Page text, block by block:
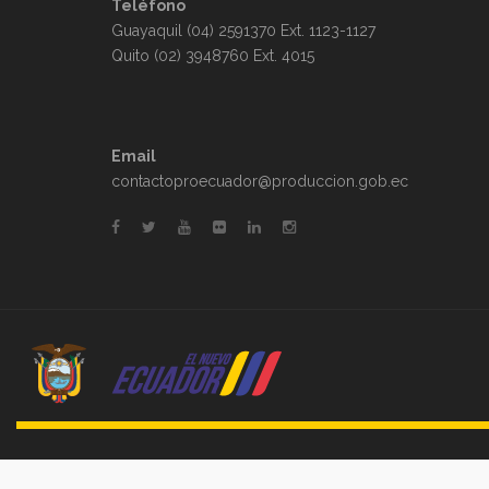
Teléfono
Guayaquil (04) 2591370 Ext. 1123-1127
Quito (02) 3948760 Ext. 4015
Email
contactoproecuador@produccion.gob.ec